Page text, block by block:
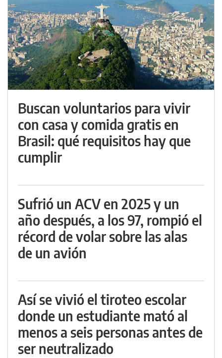
Buscan voluntarios para vivir
con casa y comida gratis en
Brasil: qué requisitos hay que
cumplir
Sufrió un ACV en 2025 y un
año después, a los 97, rompió el
récord de volar sobre las alas
de un avión
Así se vivió el tiroteo escolar
donde un estudiante mató al
menos a seis personas antes de
ser neutralizado